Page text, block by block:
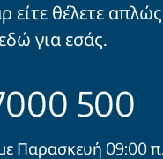
είτε θέλετε
για εσάς.
500
Παρασκευή 09:00